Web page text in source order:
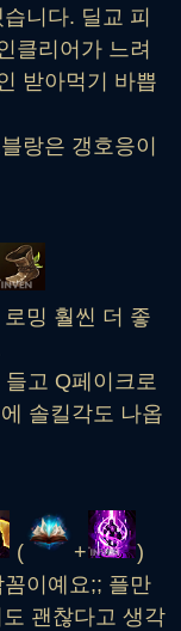
니다. 딜교 피
클리어가 느려
받아먹기 바쁩
랑은 갱호응이
밍 훨씬 더 좋
고 Q페이크로
솔킬각도 나옵
( +
)
이예요;; 플만
괜찮다고 생각